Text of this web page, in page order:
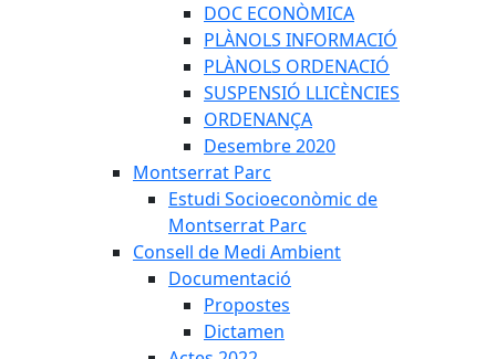
DOC ECONÒMICA
PLÀNOLS INFORMACIÓ
PLÀNOLS ORDENACIÓ
SUSPENSIÓ LLICÈNCIES
ORDENANÇA
Desembre 2020
Montserrat Parc
Estudi Socioeconòmic de
Montserrat Parc
Consell de Medi Ambient
Documentació
Propostes
Dictamen